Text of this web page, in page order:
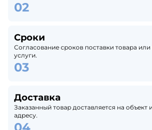
Сроки
Согласование сроков поставки товара
услуги.
Доставка
Заказанный товар доставляется на объект
адресу.